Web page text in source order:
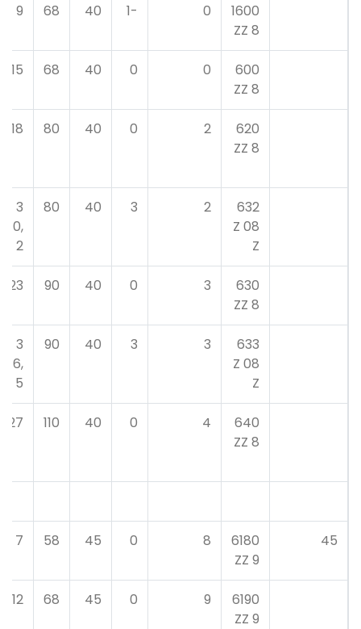
1600
8 ZZ
0
-1
40
68
9
600
8 ZZ
0
0
40
68
15
620
8 ZZ
2
0
40
80
18
632
08 Z
Z
2
3
40
80
3
0,
2
630
8 ZZ
3
0
40
90
23
633
08 Z
Z
3
3
40
90
3
6,
5
640
8 ZZ
4
0
40
110
27
45
6180
9 ZZ
8
0
45
58
7
6190
9 ZZ
9
0
45
68
12